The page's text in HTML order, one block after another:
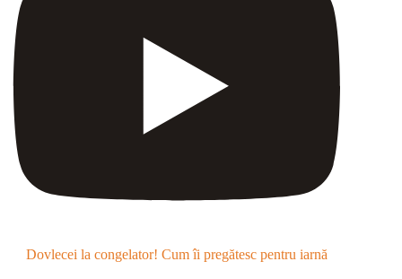
Dovlecei la congelator! Cum îi pregătesc pentru iarnă